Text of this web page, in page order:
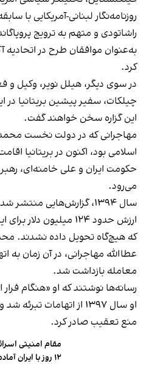
روزنامه‌نگار لبنانی-آمریکایی با
راشاتودی و متهم به ترویج
به‌عنوان موافقان طرح در
کرد.
در سوی دیگر، هیلل نویر، وکیل
چیلکات، سفیر پیشین بریتانیا در
این گزاره سخن خواهند گفت.
مهاجرانی که در دولت نخست
اسلامی بود، اکنون در بریتانیا
حکومت ایران و علی خامنه‌ای،
می‌رود.
سال ۱۳۹۴، گزارش‌هایی
ارزش حدود ۱۲۴ میلیون
که هیچ‌گاه تحویل داده نشدند.
عطاالله مهاجرانی، در آن زمان به
معامله بازداشت شد.
رسانه‌ها نوشتند که او «هنگام
او سال ۱۳۹۷ از اتهامات
منع تعقیب صادر کرد.
مقام امنیتی
۱۲ روز با ایران آماده می‌شود